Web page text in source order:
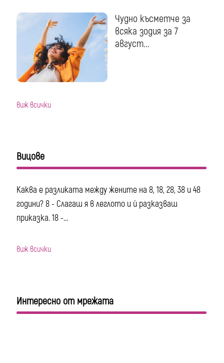
Чудно късметче за
всяка зодия за 7
август...
виж всички
Вицове
Каква е разликата между жените на 8, 18, 28, 38 и 48
години? 8 - Слагаш я в леглото и ѝ разказваш
приказка. 18 -...
виж всички
Интересно от мрежата